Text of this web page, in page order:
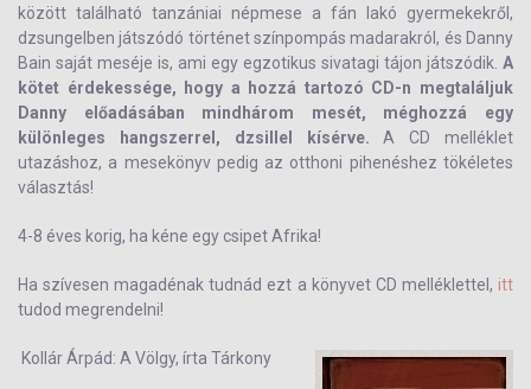
között található tanzániai népmese a fán lakó gyermekekről,
dzsungelben játszódó történet színpompás madarakról, és Danny
Bain saját meséje is, ami egy egzotikus sivatagi tájon játszódik. A
kötet érdekessége, hogy a hozzá tartozó CD-n megtaláljuk
Danny előadásában mindhárom mesét, méghozzá egy
különleges hangszerrel, dzsillel kísérve. A CD melléklet
utazáshoz, a mesekönyv pedig az otthoni pihenéshez tökéletes
választás!
4-8 éves korig, ha kéne egy csipet Afrika!
Ha szívesen magadénak tudnád ezt a könyvet CD melléklettel, itt
tudod megrendelni!
Kollár Árpád: A Völgy, írta Tárkony